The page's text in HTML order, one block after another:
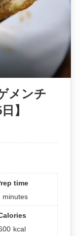
メンチ
】
time
minutes
kcal